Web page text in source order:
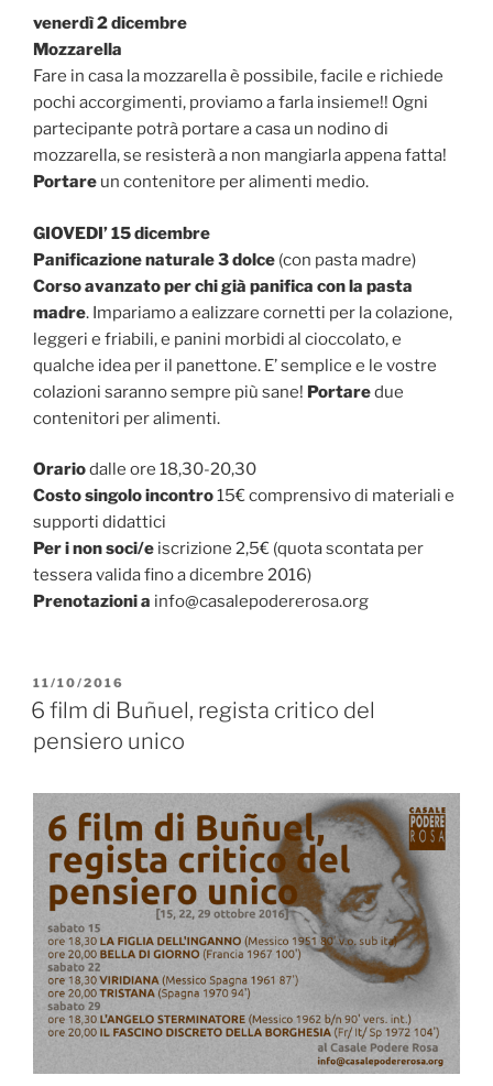
venerdì 2 dicembre
Mozzarella
Fare in casa la mozzarella è possibile, facile e richiede
pochi accorgimenti, proviamo a farla insieme!! Ogni
partecipante potrà portare a casa un nodino di
mozzarella, se resisterà a non mangiarla appena fatta!
Portare un contenitore per alimenti medio.
GIOVEDI’ 15 dicembre
Panificazione naturale 3 dolce (con pasta madre)
Corso avanzato per chi già panifica con la pasta
madre. Impariamo a ealizzare cornetti per la colazione,
leggeri e friabili, e panini morbidi al cioccolato, e
qualche idea per il panettone. E’ semplice e le vostre
colazioni saranno sempre più sane! Portaredue
contenitori per alimenti.
Orariodalle ore 18,30-20,30
Costo singolo incontro15€ comprensivo di materiali e
supporti didattici
Per i non soci/e iscrizione 2,5€ (quota scontata per
tessera valida fino a dicembre 2016)
Prenotazioni a info@casalepodererosa.org
PUBBLICATO
IL
11/10/2016
6 film di Buñuel, regista critico del
pensiero unico